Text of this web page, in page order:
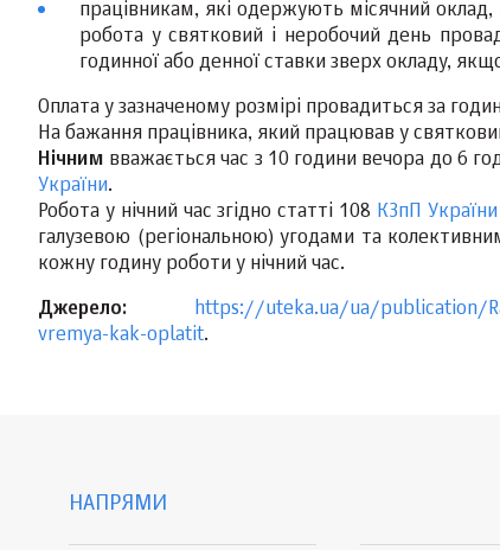
працівникам, які одержують місячний оклад,
робота у святковий і неробочий день
годинної або денної ставки зверх окладу,
Оплата у зазначеному розмірі провадиться за
На бажання працівника, який працював у
Нічним вважається час з 10 години вечора до 6
України.
Робота у нічний час згідно статті 108 КЗпП України
галузевою (регіональною) угодами та
кожну годину роботи у нічний час.
Джерело:
https://uteka.ua/ua/publication/
vremya-kak-oplatit.
НАПРЯМИ